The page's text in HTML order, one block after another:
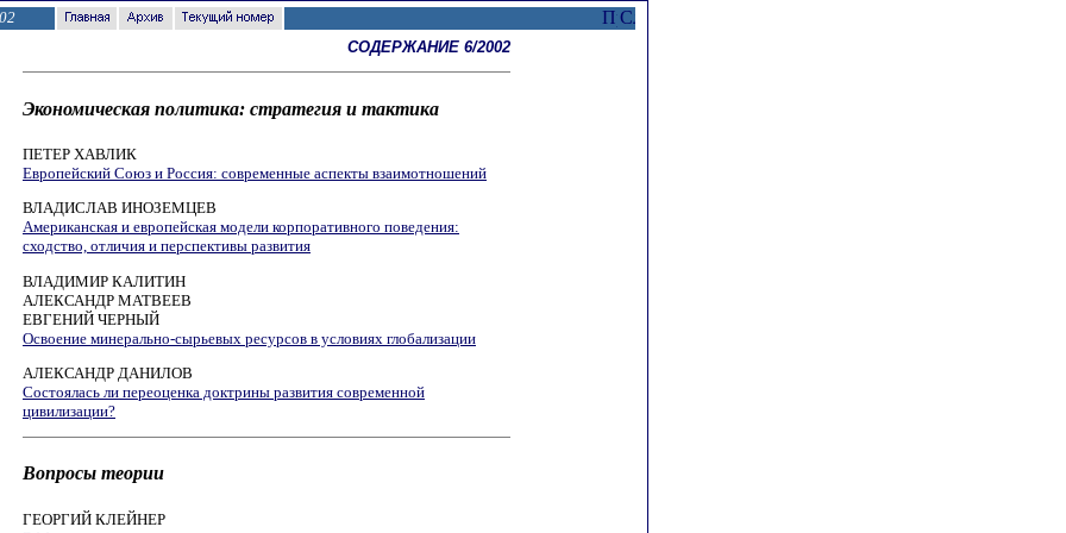
СОДЕРЖАНИЕ 6/2002
Экономическая политика: стратегия и тактика
ПЕТЕР ХАВЛИК
Европейский Cоюз и Россия: современные аспекты взаимотношений
ВЛАДИСЛАВ ИНОЗЕМЦЕВ
Американская и европейская модели корпоративного поведения:
сходство, отличия и перспективы развития
ВЛАДИМИР КАЛИТИН
АЛЕКСАНДР МАТВЕЕВ
ЕВГЕНИЙ ЧЕРНЫЙ
Освоение минерально-сырьевых ресурсов в условиях глобализации
АЛЕКСАНДР ДАНИЛОВ
Cостоялась ли переоценка доктрины развития современной
цивилизации?
Вопросы теории
ГЕОРГИЙ КЛЕЙНЕР